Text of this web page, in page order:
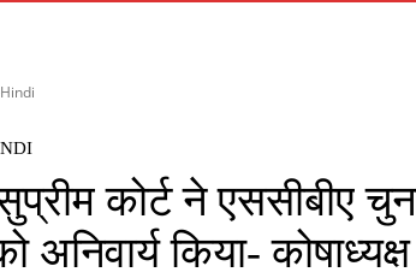
कोर्ट ने एससीबीए
अनिवार्य किया-